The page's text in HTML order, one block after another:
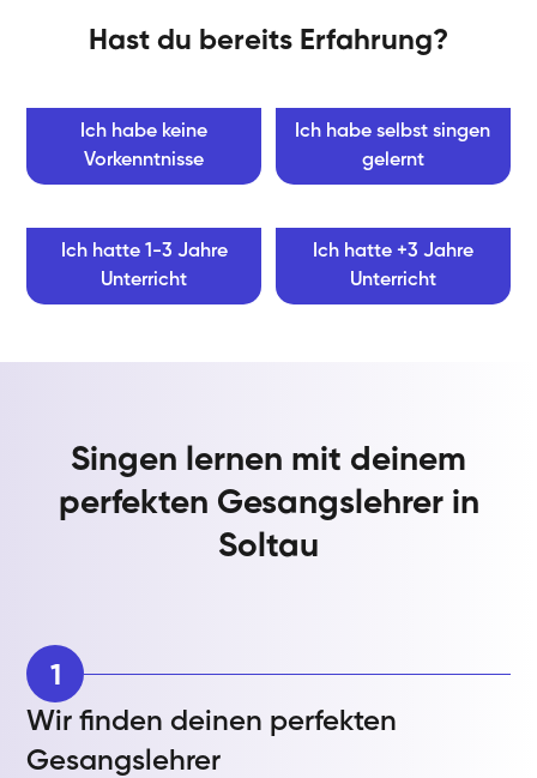
Hast du bereits Erfahrung?
Ich habe keine
Vorkenntnisse
Ich habe selbst singen
gelernt
Ich hatte 1-3 Jahre
Unterricht
Ich hatte +3 Jahre
Unterricht
Singen lernen mit deinem
perfekten Gesangslehrer in
Soltau
1
Wir finden deinen perfekten
Gesangslehrer